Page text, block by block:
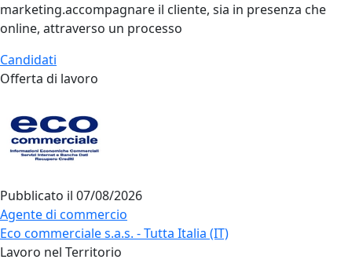
marketing.accompagnare il cliente, sia in presenza che
online, attraverso un processo
Candidati
Offerta di lavoro
Pubblicato il 07/08/2026
Agente di commercio
Eco commerciale s.a.s. - Tutta Italia (IT)
Lavoro nel Territorio